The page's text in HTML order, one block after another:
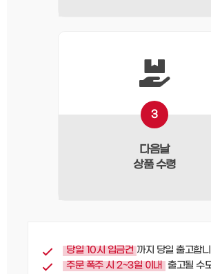
3
다음날
상품 수령
당일 10시 입금건 까지 당일 출고합
주문 폭주 시 2~3일 이내 출고될 수